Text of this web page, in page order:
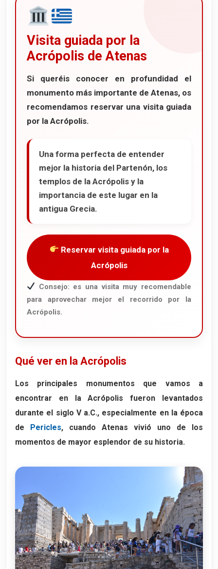
Visita guiada por la
Acrópolis de Atenas
Si queréis conocer en profundidad el
monumento más importante de Atenas, os
recomendamos reservar una visita guiada
por la Acrópolis.
Una forma perfecta de entender
mejor la historia del Partenón, los
templos de la Acrópolis y la
importancia de este lugar en la
antigua Grecia.
Reservar visita guiada por la
Acrópolis
Consejo: es una visita muy recomendable
para aprovechar mejor el recorrido por la
Acrópolis.
Qué ver en la Acrópolis
Los principales monumentos que vamos a
encontrar en la Acrópolis fueron levantados
durante el siglo V a.C., especialmente en la época
de Pericles, cuando Atenas vivió uno de los
momentos de mayor esplendor de su historia.